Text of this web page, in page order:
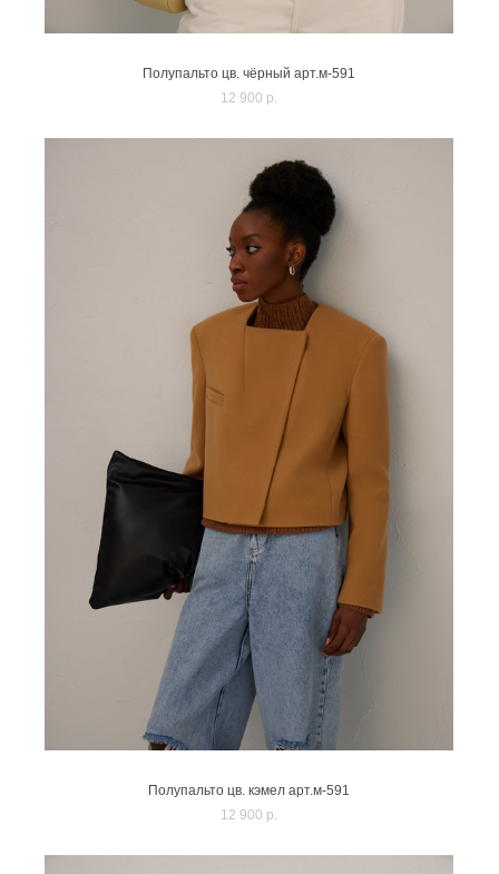
Полупальто цв. чёрный арт.м-591
12 900 p.
Полупальто цв. кэмел арт.м-591
12 900 p.